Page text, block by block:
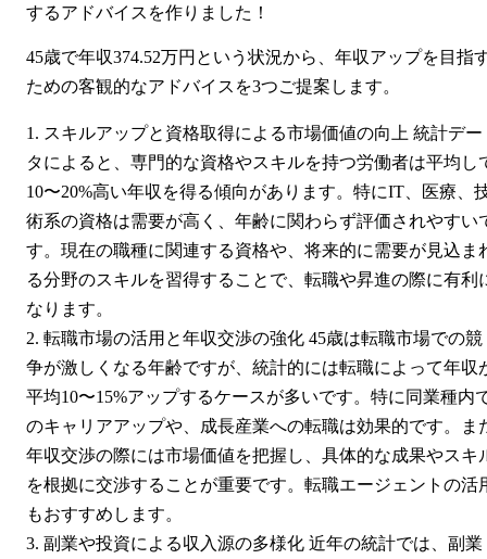
するアドバイスを作りました！
45歳で年収374.52万円という状況から、年収アップを目指
ための客観的なアドバイスを3つご提案します。
スキルアップと資格取得による市場価値の向上 統計デー
タによると、専門的な資格やスキルを持つ労働者は平均し
10〜20%高い年収を得る傾向があります。特にIT、医療、
術系の資格は需要が高く、年齢に関わらず評価されやすい
す。現在の職種に関連する資格や、将来的に需要が見込ま
る分野のスキルを習得することで、転職や昇進の際に有利
なります。
転職市場の活用と年収交渉の強化 45歳は転職市場での競
争が激しくなる年齢ですが、統計的には転職によって年収
平均10〜15%アップするケースが多いです。特に同業種内
のキャリアアップや、成長産業への転職は効果的です。ま
年収交渉の際には市場価値を把握し、具体的な成果やスキ
を根拠に交渉することが重要です。転職エージェントの活
もおすすめします。
副業や投資による収入源の多様化 近年の統計では、副業